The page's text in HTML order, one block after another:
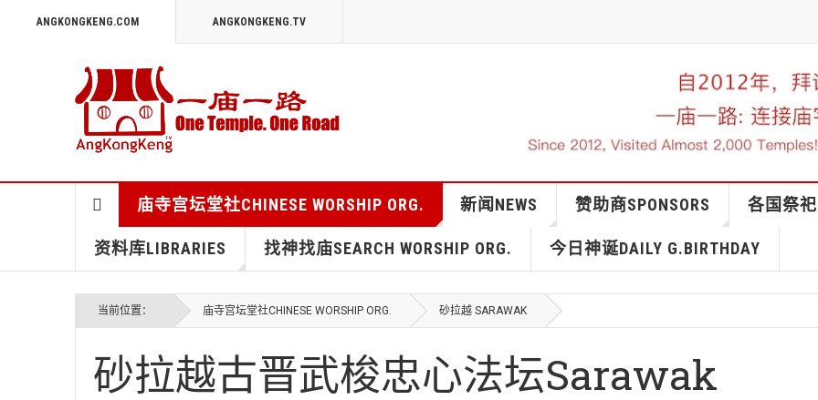
ANGKONGKENG.COM ANGKONGKENG.TV
庙寺宫坛堂社CHINESE WORSHIP ORG. 新闻NEWS 赞助商SPONSORS 各国祭祀
资料库LIBRARIES 找神找庙SEARCH WORSHIP ORG. 今日神诞DAILY G.BIRTHDAY
当前位置： 庙寺宫坛堂社CHINESE WORSHIP ORG. 砂拉越 SARAWAK
砂拉越古晋武梭忠心法坛Sarawak